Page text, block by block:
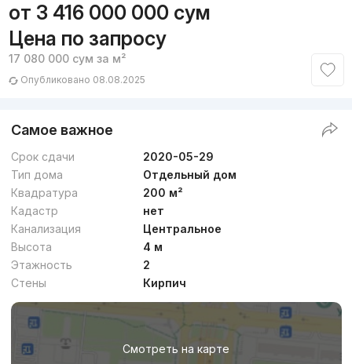
от 3 416 000 000 сум
Цена по запросу
17 080 000 сум за м²
Опубликовано 08.08.2025
Самое важное
Срок сдачи
2020-05-29
Тип дома
Отдельный дом
Квадратура
200 м²
Кадастр
нет
Канализация
Центральное
Высота
4 м
Этажность
2
Стены
Кирпич
Смотреть на карте